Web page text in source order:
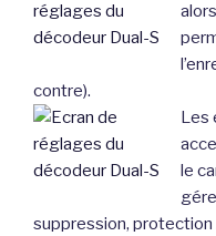
contre).
Les
le
suppression, protection